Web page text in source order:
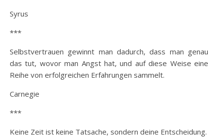
Syrus
***
Selbstvertrauen gewinnt man dadurch, dass man genau
das tut, wovor man Angst hat, und auf diese Weise eine
Reihe von erfolgreichen Erfahrungen sammelt.
Carnegie
***
Keine Zeit ist keine Tatsache, sondern deine Entscheidung.